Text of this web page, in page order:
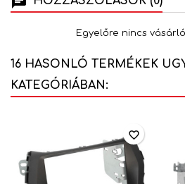
Egyelőre nincs
16 HASONLÓ TERMÉKEK
KATEGÓRIÁBAN:
favorite_border